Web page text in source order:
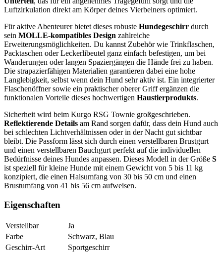
Luftzirkulation direkt am Körper deines Vierbeiners optimiert.
Für aktive Abenteurer bietet dieses robuste Hundegeschirr durch
sein MOLLE-kompatibles Design zahlreiche
Erweiterungsmöglichkeiten. Du kannst Zubehör wie Trinkflaschen,
Packtaschen oder Leckerlibeutel ganz einfach befestigen, um bei
Wanderungen oder langen Spaziergängen die Hände frei zu haben.
Die strapazierfähigen Materialien garantieren dabei eine hohe
Langlebigkeit, selbst wenn dein Hund sehr aktiv ist. Ein integrierter
Flaschenöffner sowie ein praktischer oberer Griff ergänzen die
funktionalen Vorteile dieses hochwertigen Haustierprodukts.
Sicherheit wird beim Kurgo RSG Townie großgeschrieben.
Reflektierende Details am Rand sorgen dafür, dass dein Hund auch
bei schlechten Lichtverhältnissen oder in der Nacht gut sichtbar
bleibt. Die Passform lässt sich durch einen verstellbaren Brustgurt
und einen verstellbaren Bauchgurt perfekt auf die individuellen
Bedürfnisse deines Hundes anpassen. Dieses Modell in der Größe S
ist speziell für kleine Hunde mit einem Gewicht von 5 bis 11 kg
konzipiert, die einen Halsumfang von 30 bis 50 cm und einen
Brustumfang von 41 bis 56 cm aufweisen.
Eigenschaften
Verstellbar
Ja
Farbe
Schwarz, Blau
Geschirr-Art
Sportgeschirr